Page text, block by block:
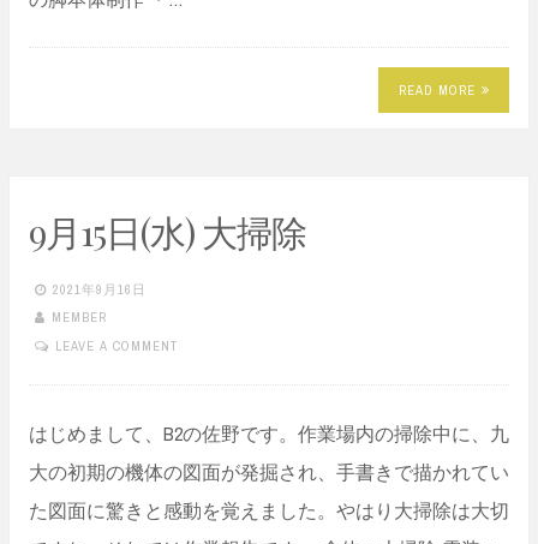
READ MORE
9月15日(水) 大掃除
2021年9月16日
MEMBER
LEAVE A COMMENT
はじめまして、B2の佐野です。作業場内の掃除中に、九
大の初期の機体の図面が発掘され、手書きで描かれてい
た図面に驚きと感動を覚えました。やはり大掃除は大切